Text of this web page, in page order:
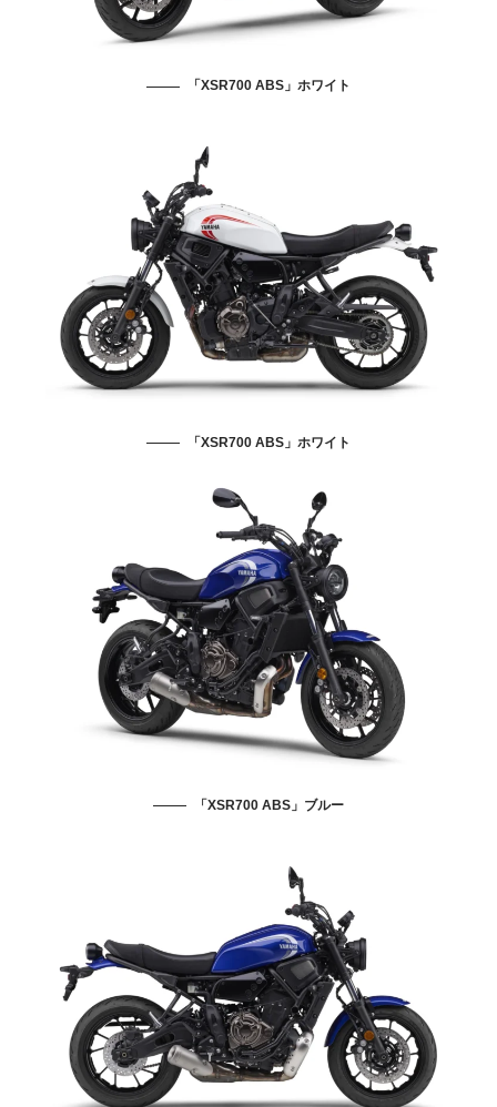
「XSR700 ABS」ホワイト
「XSR700 ABS」ホワイト
「XSR700 ABS」ブルー